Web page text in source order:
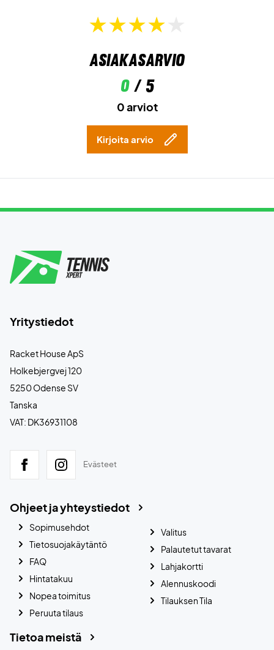
Asiakasarvio
0/ 5
0 arviot
Kirjoita arvio
Yritystiedot
Racket House ApS
Holkebjergvej 120
5250 Odense SV
Tanska
VAT: DK36931108
Evästeet
Ohjeet ja yhteystiedot
Sopimusehdot
Tietosuojakäytäntö
FAQ
Hintatakuu
Nopea toimitus
Peruuta tilaus
Valitus
Palautetut tavarat
Lahjakortti
Alennuskoodi
Tilauksen Tila
Tietoa meistä